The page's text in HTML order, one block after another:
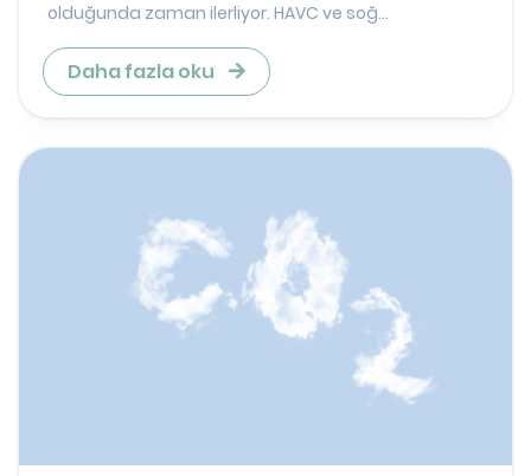
olduğunda zaman ilerliyor. HAVC ve soğ...
Daha fazla oku